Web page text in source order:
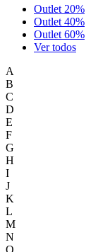
Outlet 20%
Outlet 40%
Outlet 60%
Ver todos
A
B
C
D
E
F
G
H
I
J
K
L
M
N
O